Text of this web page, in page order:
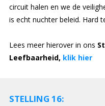
circuit halen en we de
is echt nuchter beleid. Hard
Lees meer hierover in ons
Leefbaarheid, klik hier
STELLING 16: